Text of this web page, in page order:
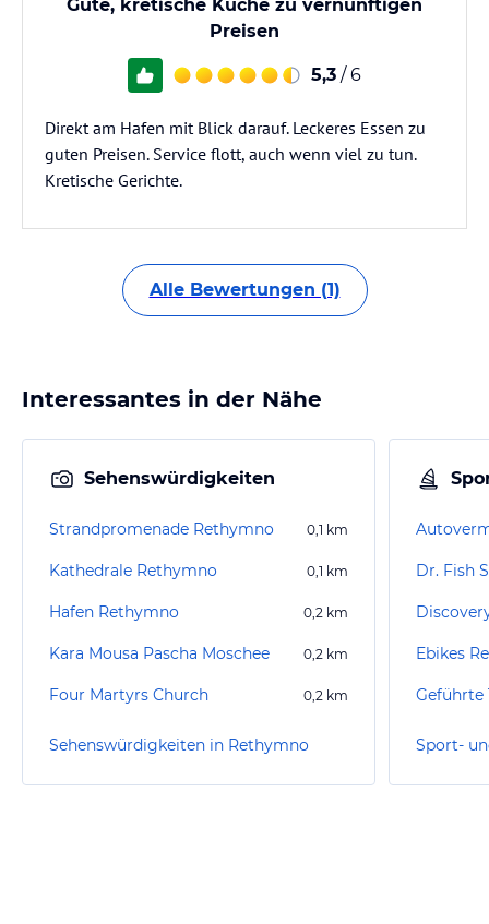
Gute, kretische Küche zu vernünftigen
Preisen
5,3 / 6
Direkt am Hafen mit Blick darauf. Leckeres Essen zu
guten Preisen. Service flott, auch wenn viel zu tun.
Kretische Gerichte.
Alle Bewertungen (1)
Interessantes in der Nähe
Sehenswürdigkeiten
Strandpromenade Rethymno 0,1 km
Kathedrale Rethymno 0,1 km
Hafen Rethymno 0,2 km
Kara Mousa Pascha Moschee 0,2 km
Four Martyrs Church 0,2 km
Sehenswürdigkeiten in Rethymno
Dr. Fish
Ebikes
Geführte